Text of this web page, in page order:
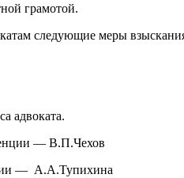
грамотой.
следующие меры
адвоката.
— В.П.Чехов
— А.А.Тупихина